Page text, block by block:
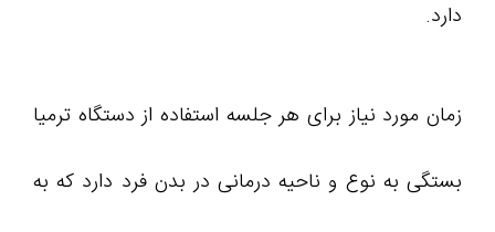
دارد.
زمان مورد نیاز برای هر جلسه استفاده از دستگاه ترمیا
بستگی به نوع و ناحیه درمانی در بدن فرد دارد که به